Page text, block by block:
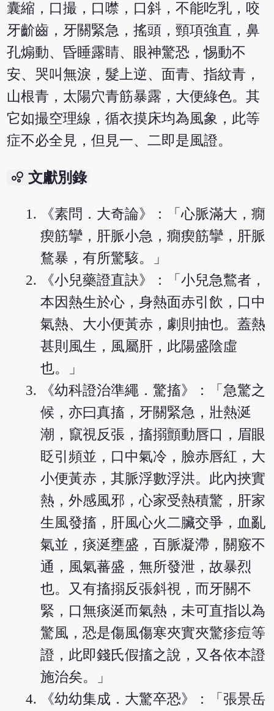
囊縮，口撮，口噤，口斜，不能吃乳，咬
牙齘齒，牙關緊急，搖頭，頸項強直，鼻
孔煽動、昏睡露睛、眼神驚恐，惕動不
安、哭叫無淚，髮上逆、面青、指紋青，
山根青，太陽穴青筋暴露，大便綠色。其
它如撮空理線，循衣摸床均為風象，此等
症不必全見，但見一、二即是風證。
bubble_chart 文獻別錄
《素問．大奇論》：「心脈滿大，癇
瘈筋攣，肝脈小急，癇瘈筋攣，肝脈
鶩暴，有所驚駭。」
《小兒藥證直訣》：「小兒急鷘者，
本因熱生於心，身熱面赤引飲，口中
氣熱、大小便黃赤，劇則抽也。蓋熱
甚則風生，風屬肝，此陽盛陰虛
也。」
《幼科證治準繩．驚搐》：「急驚之
候，亦曰真搐，牙關緊急，壯熱涎
潮，竄視反張，搐搦顫動唇口，眉眼
眨引頻並，口中氣冷，臉赤唇紅，大
小便黃赤，其脈浮數浮洪。此內挾實
熱，外感風邪，心家受熱積驚，肝家
生風發搐，肝風心火二臟交爭，血亂
氣並，痰涎壅盛，百脈凝滯，關竅不
通，風氣蕃盛，無所發泄，故暴烈
也。又有搐搦反張斜視，而牙關不
緊，口無痰涎而氣熱，未可直指以為
驚風，恐是傷風傷寒夾實夾驚疹痘等
證，此即錢氏假搐之說，又各依本證
施治矣。」
《幼幼集成．大驚卒恐》：「張景岳